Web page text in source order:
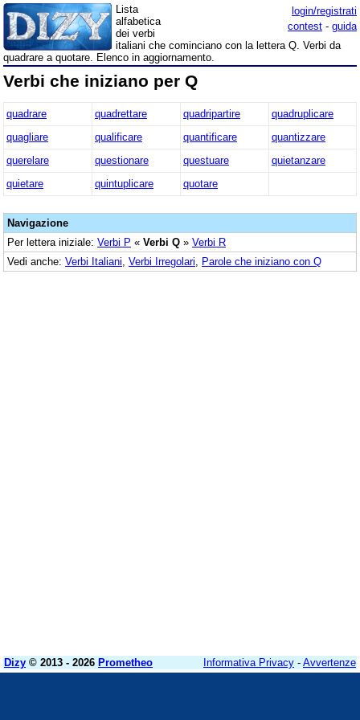
login/registrati
contest - guida
Lista
alfabetica
dei verbi
italiani che cominciano con la lettera Q. Verbi da
quadrare a quotare. Elenco in aggiornamento.
Verbi che iniziano per Q
quadrare quadrettare quadripartire
quadruplicare
quagliare
qualificare quantificare
quantizzare
querelare
questionare questuare
quietanzare
quietare
quintuplicare quotare
Navigazione
Per lettera iniziale: Verbi P « Verbi Q » Verbi R
Vedi anche: Verbi Italiani Verbi Irregolari Parole che iniziano con Q
Dizy © 2013 - 2026 Prometheo Informativa Privacy - Avvertenze